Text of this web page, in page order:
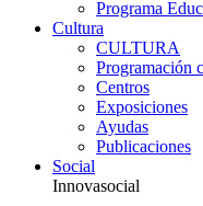
Programa
Cultura
CULTURA
Programación
Centros
Exposiciones
Ayudas
Publicaciones
Social
Innovasocial